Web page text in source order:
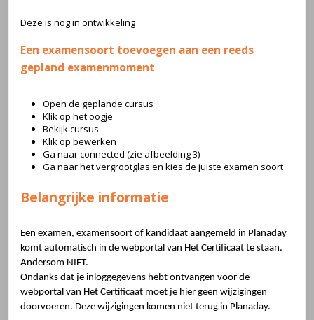
Deze is nog in ontwikkeling
Een examensoort toevoegen aan een reeds
gepland examenmoment
Open de geplande cursus
Klik op het oogje
Bekijk cursus
Klik op bewerken
Ga naar connected (zie afbeelding 3)
Ga naar het vergrootglas en kies de juiste examen soort
Belangrijke informatie
Een examen, examensoort of kandidaat aangemeld in Planaday
komt automatisch in de webportal van Het Certificaat te staan.
Andersom NIET.
Ondanks dat je inloggegevens hebt ontvangen voor de
webportal van Het Certificaat moet je hier geen wijzigingen
doorvoeren. Deze wijzigingen komen niet terug in Planaday.